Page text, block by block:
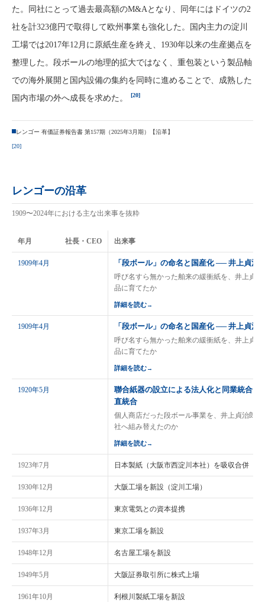
た。同社にとって過去最高額のM&Aとなり、同年にはドイツの2
社を計323億円で取得して欧州事業も強化した。国内主力の淀川
工場では2017年12月に原紙生産を終え、1930年以来の生産拠点を
整理した。段ボールの地理的拡大ではなく、重包装という製品軸
での海外展開と国内設備の集約を同時に進めることで、成熟した
国内市場の外へ成長を求めた。
[20]
レンゴー 有価証券報告書 第157期（2025年3月期）【沿革】
[20]
レンゴーの沿革
1909〜2024年における主な出来事を抜粋
年月 社長・CEO 出来事
1909年4月 「段ボール」の命名と国産化 ── 井上貞治
呼び名すら無かった舶来の緩衝紙を、井上貞
品に育てたか
詳細を読む→
1909年4月 「段ボール」の命名と国産化 ── 井上貞治
呼び名すら無かった舶来の緩衝紙を、井上貞
品に育てたか
詳細を読む→
1920年5月
聯合紙器の設立による法人化と同業統合
直統合
個人商店だった段ボール事業を、井上貞治郎
社へ組み替えたのか
詳細を読む→
1923年7月 日本製紙（大阪市西淀川本社）を吸収合併
1930年12月 大阪工場を新設（淀川工場）
1936年12月 東京電気との資本提携
1937年3月 東京工場を新設
1948年12月 名古屋工場を新設
1949年5月 大阪証券取引所に株式上場
1961年10月 利根川製紙工場を新設